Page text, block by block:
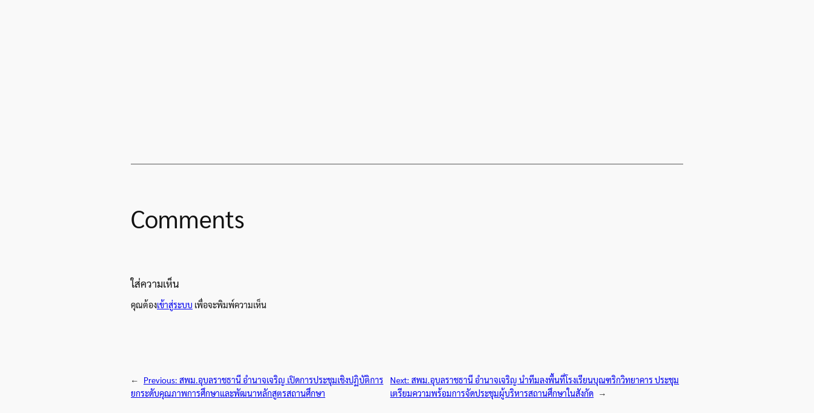
Comments
ใส่ความเห็น
คุณต้องเข้าสู่ระบบ เพื่อจะพิมพ์ความเห็น
← Previous: สพม.อุบลราชธานี อำนาจเจริญ เปิดการประชุมเชิงปฏิบัติการ
ยกระดับคุณภาพการศึกษาและพัฒนาหลักสูตรสถานศึกษา
Next:สพม.อุบลราชธานี อำนาจเจริญ นำทีมลงพื้นที่โรงเรียนบุณฑริกวิทยาคาร ประชุม
เตรียมความพร้อมการจัดประชุมผู้บริหารสถานศึกษาในสังกัด →